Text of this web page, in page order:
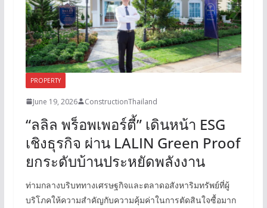
PROPERTY
June 19, 2026 ConstructionThailand
“ลลิล พร็อพเพอร์ตี้” เดินหน้า ESG
เชิงธุรกิจ ผ่าน LALIN Green Proof
ยกระดับบ้านประหยัดพลังงาน
ท่ามกลางบริบททางเศรษฐกิจและตลาดอสังหาริมทรัพย์ที่ผู้
บริโภคให้ความสำคัญกับความคุ้มค่าในการตัดสินใจซื้อมาก